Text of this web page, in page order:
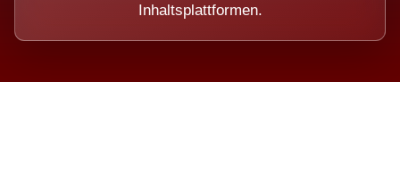
Inhaltsplattformen.